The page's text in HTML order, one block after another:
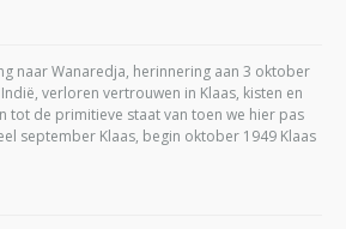
naar Wanaredja, herinnering aan 3 oktober
verloren vertrouwen in Klaas, kisten en
tot de primitieve staat van toen we hier pas
september Klaas, begin oktober 1949 Klaas